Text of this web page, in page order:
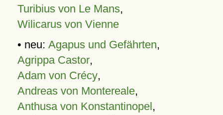
Turibius von Le Mans,
Wilicarus von Vienne
• neu: Agapus und Gefährten,
Agrippa Castor,
Adam von Crécy,
Andreas von Montereale,
Anthusa von Konstantinopel,